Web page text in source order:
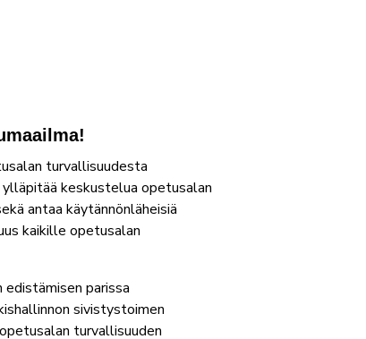
turvallisuudesta
keskustelua opetusalan
antaa käytännönläheisiä
kaikille opetusalan
parissa
sivistystoimen
turvallisuuden